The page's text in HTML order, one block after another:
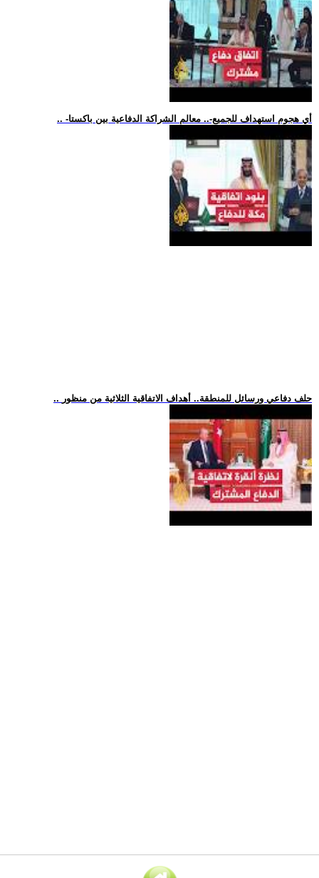
.. -أي هجوم استهداف للجميع-.. معالم الشراكة الدفاعية بين باكستا
.. حلف دفاعي ورسائل للمنطقة.. أهداف الاتفاقية الثلاثية من منظور